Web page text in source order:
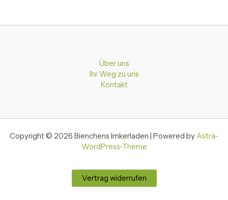
Über uns
Ihr Weg zu uns
Kontakt
Copyright © 2026 Bienchens Imkerladen | Powered by Astra-
WordPress-Theme
Vertrag widerrufen